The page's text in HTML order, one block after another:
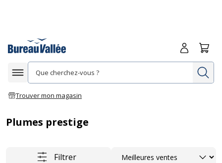
Afficher la navigation
Trouver mon magasin
Me
Plumes prestige
Filtrer Trier